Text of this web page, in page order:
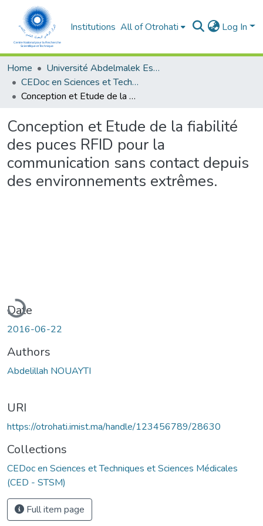
Institutions All of Otrohati Log In
Home
Université Abdelmalek Essaâdi - Tétouan
CEDoc en Sciences et Techniques et Sciences Médicales (CED - STSM)
Conception et Etude de la fiabilité des puces RFID pour la communication sans contact depuis des environnements extrêmes.
Conception et Etude de la fiabilité
des puces RFID pour la
communication sans contact depuis
des environnements extrêmes.
Date
2016-06-22
Authors
Abdelillah NOUAYTI
URI
https://otrohati.imist.ma/handle/123456789/28630
Collections
CEDoc en Sciences et Techniques et Sciences Médicales
(CED - STSM)
Full item page